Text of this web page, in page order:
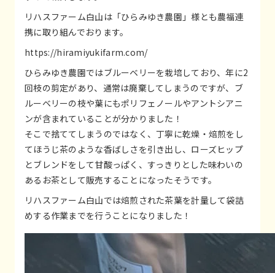
リハスファーム白山は「ひらみゆき農園」様とも農福連
携に取り組んでおります。
https://hiramiyukifarm.com/
ひらみゆき農園ではブルーベリーを栽培しており、年に2
回枝の剪定があり、通常は廃棄してしまうのですが、ブ
ルーベリーの枝や葉にもポリフェノールやアントシアニ
ンが含まれていることが分かりました！
そこで捨ててしまうのではなく、丁寧に乾燥・焙煎をし
てほうじ茶のような香ばしさを引き出し、ローズヒップ
とブレンドをして甘酸っぱく、すっきりとした味わいの
あるお茶として販売することになったそうです。
リハスファーム白山では焙煎された茶葉を計量して袋詰
めする作業までを行うことになりました！